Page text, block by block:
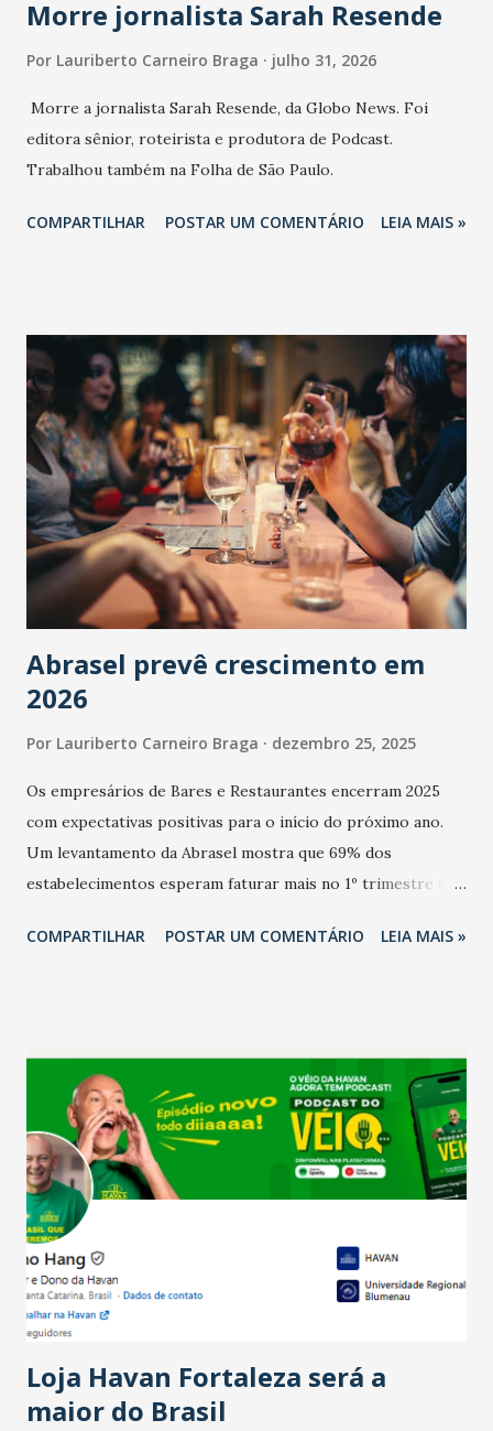
Morre jornalista Sarah Resende
Por Lauriberto Carneiro Braga julho 31, 2026
Morre a jornalista Sarah Resende, da Globo News. Foi
editora sênior, roteirista e produtora de Podcast.
Trabalhou também na Folha de São Paulo.
COMPARTILHAR POSTAR UM COMENTÁRIO LEIA MAIS »
Abrasel prevê crescimento em
2026
Por Lauriberto Carneiro Braga dezembro 25, 2025
Os empresários de Bares e Restaurantes encerram 2025
com expectativas positivas para o início do próximo ano.
Um levantamento da Abrasel mostra que 69% dos
estabelecimentos esperam faturar mais no 1º trimestre de
relação ao último trimestre deste ano, 56% também
confraternizações de fim de ano e pelo pagamento do 13º
Salário para um número maior de trabalhadores, já que o
país tem a menor taxa de desemprego dos anos recentes.
Ainda segundo a Pesquisa, em novembro de 2025, 40% dos
bares e restaurantes operaram com lucro e outros 40%
registraram equilíbrio financeiro. Já o percentual de
estabelecimentos no prejuízo ficou em 19%, pouco abaixo
do observado no mês anterior. Outros 1% não existiam em
novembro. Em relação a outubro, o faturamento também
COMPARTILHAR POSTAR UM COMENTÁRIO LEIA MAIS »
Loja Havan Fortaleza será a
maior do Brasil